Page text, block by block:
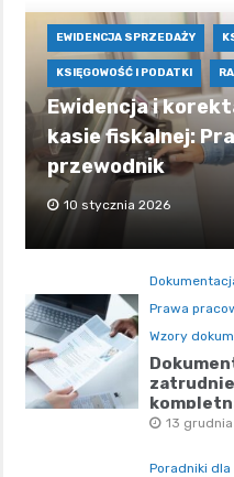
EWIDENCJA SPRZEDAŻY
KSIĘGOWOŚĆ I PODATKI
Ewidencja i
kasie fiskalnej:
przewodnik
10 stycznia 2026
Prawa
Wzory
pobrania
13
Poradniki